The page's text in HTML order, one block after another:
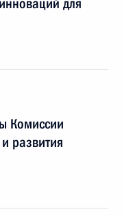
для
Комиссии
развития